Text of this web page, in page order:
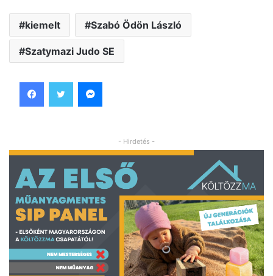
kiemelt Szabó Ödön László
Szatymazi Judo SE
- Hirdetés -